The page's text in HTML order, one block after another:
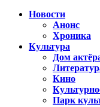
Новости
Анонс
Хроника
Культура
Дом
Кино
Парк